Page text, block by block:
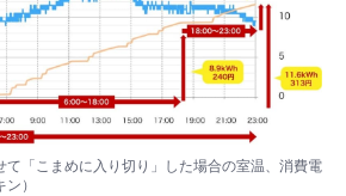
て「こまめに入り切り」した場合の室温、消費電
ン ）